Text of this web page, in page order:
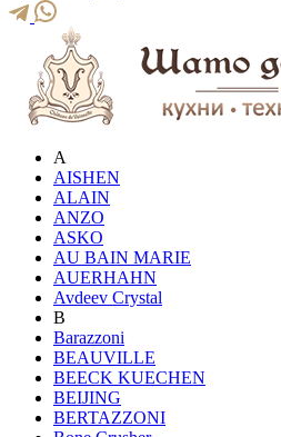
A
AISHEN
ALAIN
ANZO
ASKO
AU BAIN MARIE
AUERHAHN
Avdeev Crystal
B
Barazzoni
BEAUVILLE
BEECK KUECHEN
BEIJING
BERTAZZONI